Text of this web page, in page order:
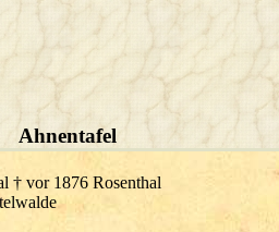
Ahnentafel
† vor 1876 Rosenthal